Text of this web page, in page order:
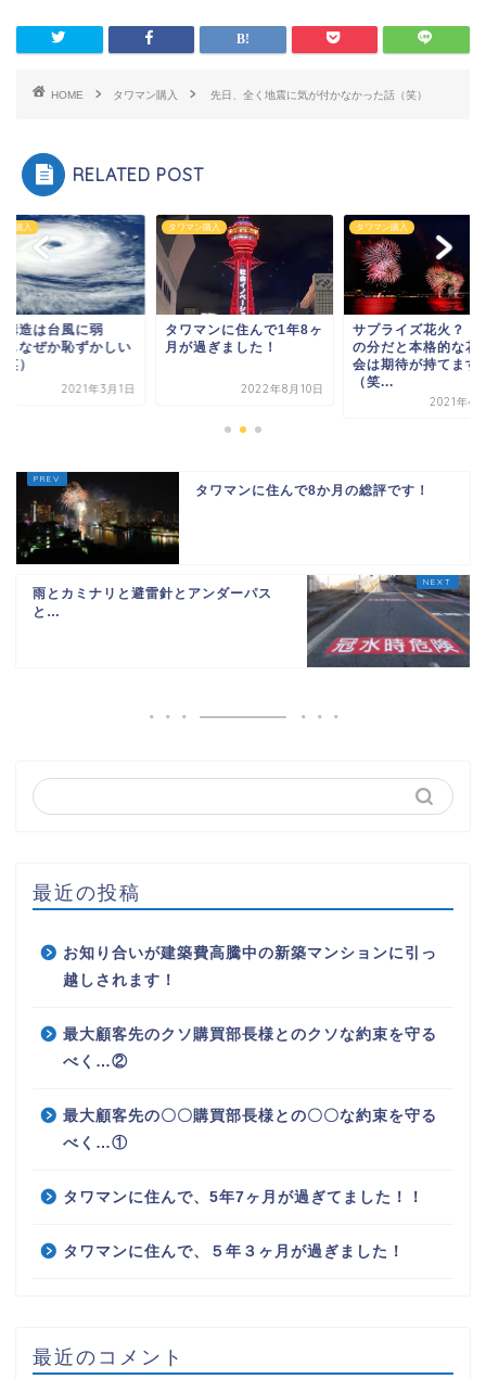
HOME タワマン購入 先日、全く地震に気が付かなかった話（笑）
RELATED POST
ン購入
構造は台風に弱
…なぜか恥ずかしい
）
2021年3月1日
タワマン購入
タワマンに住んで1年8ヶ
月が過ぎました！
2022年8月10日
タワマン購入
サプライズ花火？
の分だと本格的な花
会は期待が持てます
（笑...
2021年4
タワマンに住んで8か月の総評です！
雨とカミナリと避雷針とアンダーパス
と…
最近の投稿
お知り合いが建築費高騰中の新築マンションに引っ
越しされます！
最大顧客先のクソ購買部長様とのクソな約束を守る
べく…②
最大顧客先の〇〇購買部長様との〇〇な約束を守る
べく…①
タワマンに住んで、5年7ヶ月が過ぎてました！！
タワマンに住んで、５年３ヶ月が過ぎました！
最近のコメント